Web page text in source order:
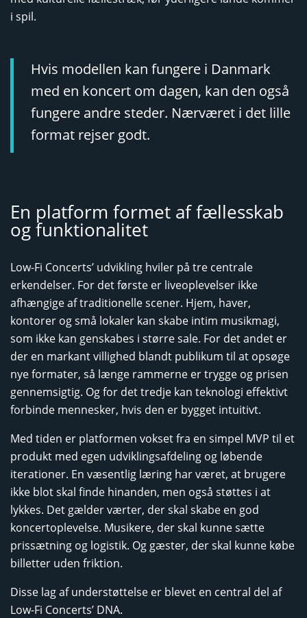
i spil.
Hvis modellen kan fungere i Danmark
med en koncert om dagen, kan den også
fungere andre steder. Nærværet i det lille
format rejser godt.
En platform formet af fællesskab
og funktionalitet
Low-Fi Concerts’ udvikling hviler på tre centrale
erkendelser. For det første er liveoplevelser ikke
afhængige af traditionelle scener. Hjem, haver,
kontorer og små lokaler kan skabe intim musikmagi,
som ikke kan genskabes i større sale. For det andet er
der en markant villighed blandt publikum til at opsøge
nye formater, så længe rammerne er trygge og prisen
gennemsigtig. Og for det tredje kan teknologi effektivt
forbinde mennesker, hvis den er bygget intuitivt.
Med tiden er platformen vokset fra en simpel MVP til et
produkt med egen udviklingsafdeling og løbende
iterationer. En væsentlig læring har været, at brugere
ikke blot skal finde hinanden, men også støttes i at
lykkes. Det gælder værter, der skal skabe en god
koncertoplevelse. Musikere, der skal kunne sætte
prissætning og logistik. Og gæster, der skal kunne købe
billetter uden friktion.
Disse lag af understøttelse er blevet en central del af
Low-Fi Concerts’ DNA.